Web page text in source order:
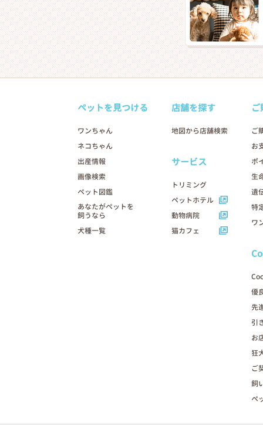
❮
ペットを見つける
ワンちゃん
ネコちゃん
出産情報
画像検索
ペット図鑑
あなたがペットを
飼うなら
犬種一覧
店舗を探す
地図から店舗検索
サービス
トリミング
ペットホテル
動物病院
猫カフェ
ご
お
ポ
生
遺
特
ワ
優
先
引
お
狂
ご
飼
ペ